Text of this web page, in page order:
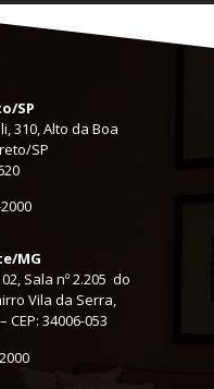
SP
310, Alto da Boa
SP
MG
Sala nº 2.205 do
Vila da Serra,
34006-053